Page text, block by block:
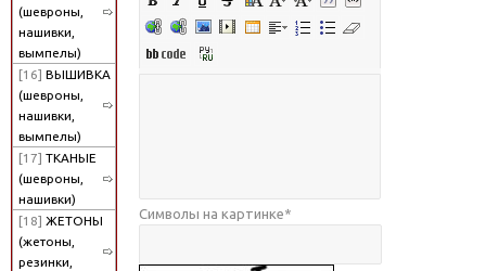
(шевроны,
нашивки,
вымпелы)
[16] ВЫШИВКА
(шевроны,
нашивки,
вымпелы)
[17] ТКАНЫЕ
(шевроны,
нашивки)
[18] ЖЕТОНЫ
(жетоны,
резинки,
Символы на картинке*